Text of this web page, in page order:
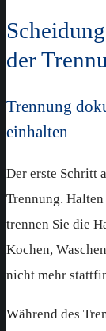
der
Trennung
einhalten
Der erste Schritt
Trennung.
trennen Sie die
Kochen,
nicht mehr
Während des